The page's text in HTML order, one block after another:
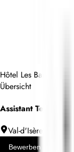
Hôtel Les Barmes de
Übersicht
Assistant
Val-d'Isère
Bewerben